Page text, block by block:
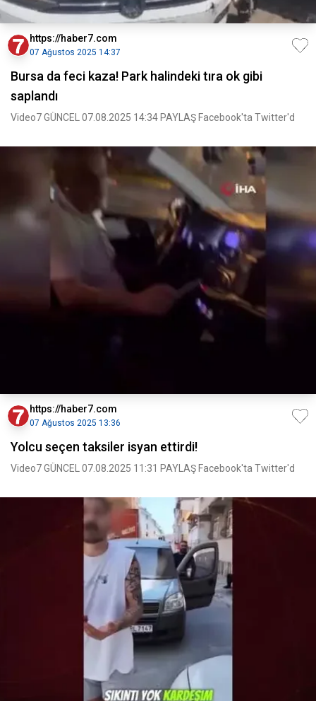
https://haber7.com
07 Ağustos 2025 14:37
Bursa da feci kaza! Park halindeki tıra ok gibi
saplandı
Video7 GÜNCEL 07.08.2025 14:34 PAYLAŞ Facebook'ta Twitter'd
https://haber7.com
07 Ağustos 2025 13:36
Yolcu seçen taksiler isyan ettirdi!
Video7 GÜNCEL 07.08.2025 11:31 PAYLAŞ Facebook'ta Twitter'd